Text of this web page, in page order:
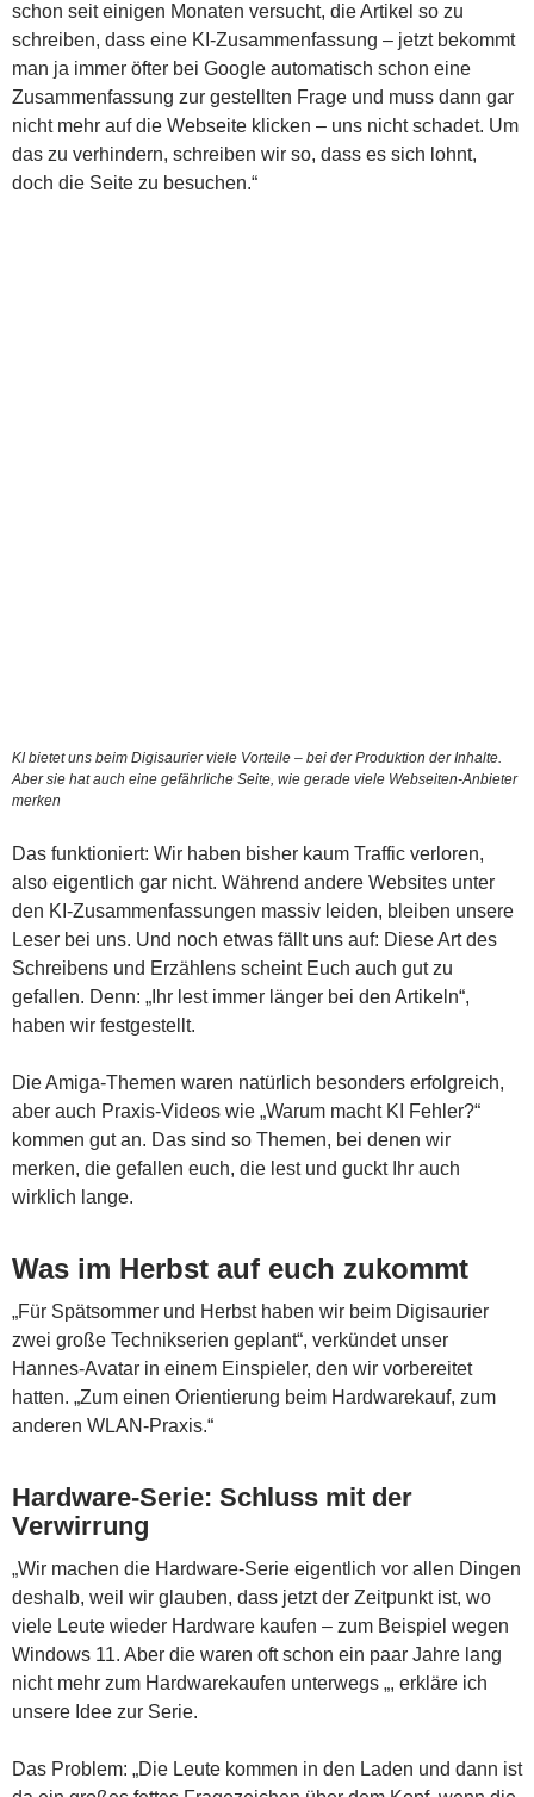
schon seit einigen Monaten versucht, die Artikel so zu
schreiben, dass eine KI-Zusammenfassung – jetzt bekommt
man ja immer öfter bei Google automatisch schon eine
Zusammenfassung zur gestellten Frage und muss dann gar
nicht mehr auf die Webseite klicken – uns nicht schadet. Um
das zu verhindern, schreiben wir so, dass es sich lohnt,
doch die Seite zu besuchen.“
KI bietet uns beim Digisaurier viele Vorteile – bei der Produktion der Inhalte.
Aber sie hat auch eine gefährliche Seite, wie gerade viele Webseiten-Anbieter
merken
Das funktioniert: Wir haben bisher kaum Traffic verloren,
also eigentlich gar nicht. Während andere Websites unter
den KI-Zusammenfassungen massiv leiden, bleiben unsere
Leser bei uns. Und noch etwas fällt uns auf: Diese Art des
Schreibens und Erzählens scheint Euch auch gut zu
gefallen. Denn: „Ihr lest immer länger bei den Artikeln“,
haben wir festgestellt.
Die Amiga-Themen waren natürlich besonders erfolgreich,
aber auch Praxis-Videos wie „Warum macht KI Fehler?“
kommen gut an. Das sind so Themen, bei denen wir
merken, die gefallen euch, die lest und guckt Ihr auch
wirklich lange.
Was im Herbst auf euch zukommt
„Für Spätsommer und Herbst haben wir beim Digisaurier
zwei große Technikserien geplant“, verkündet unser
Hannes-Avatar in einem Einspieler, den wir vorbereitet
hatten. „Zum einen Orientierung beim Hardwarekauf, zum
anderen WLAN-Praxis.“
Hardware-Serie: Schluss mit der
Verwirrung
„Wir machen die Hardware-Serie eigentlich vor allen Dingen
deshalb, weil wir glauben, dass jetzt der Zeitpunkt ist, wo
viele Leute wieder Hardware kaufen – zum Beispiel wegen
Windows 11. Aber die waren oft schon ein paar Jahre lang
nicht mehr zum Hardwarekaufen unterwegs „, erkläre ich
unsere Idee zur Serie.
Das Problem: „Die Leute kommen in den Laden und dann ist